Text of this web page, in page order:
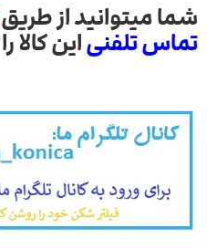
شما میتوانید از
تماس تلفنیاین کالا